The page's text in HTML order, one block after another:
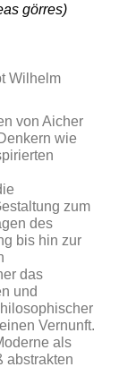
görres)
Wilhelm
von Aicher
wie
zum
des
bis hin zur
das
und
Vernunft.
als
abstrakten